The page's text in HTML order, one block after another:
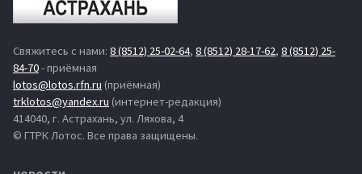
Свяжитесь с нами: 8 (8512) 25-02-64, 8 (8512) 28-17-62, 8 (8512) 25-
84-70- приёмная
lotos@lotos.rfn.ru (приёмная)
trklotos@yandex.ru (интернет-редакция)
414040, г. Астрахань, ул. Ляхова, 4
© ГТРК Лотос. Все права защищены.